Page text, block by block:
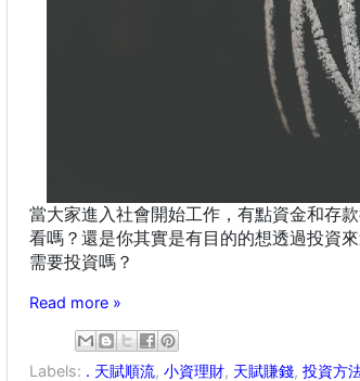
當大家進入社會開始工作，有點資金和存
看嗎？還是你其實是有目的的想透過投資
需要投資嗎？
Read more »
Labels: . 天賦順流, 小資理財, 天賦賺錢, 投資方